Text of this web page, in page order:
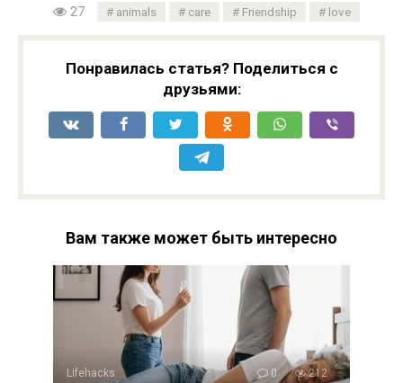
27 animals care Friendship love
Понравилась статья? Поделиться с
друзьями:
Вам также может быть интересно
Lifehacks 0 212